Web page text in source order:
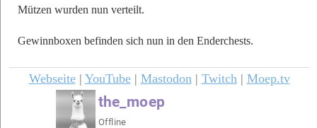
Mützen wurden nun verteilt.
Gewinnboxen befinden sich nun in den Enderchests.
Webseite| YouTube| Mastodon| Twitch| Moep.tv